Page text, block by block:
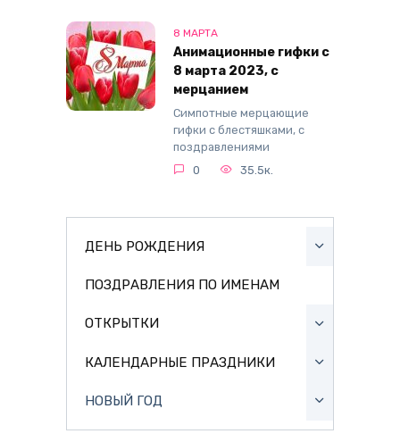
8 МАРТА
Анимационные гифки с
8 марта 2023, с
мерцанием
Симпотные мерцающие
гифки с блестяшками, с
поздравлениями
0
35.5к.
ДЕНЬ РОЖДЕНИЯ
ПОЗДРАВЛЕНИЯ ПО ИМЕНАМ
ОТКРЫТКИ
КАЛЕНДАРНЫЕ ПРАЗДНИКИ
НОВЫЙ ГОД